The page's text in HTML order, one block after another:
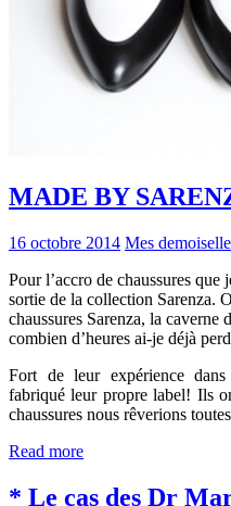
MADE BY
16 octobre 2014 Mes
Pour l’accro de chaussures que
sortie de la collection Sarenza.
chaussures Sarenza, la
combien d’heures ai-je déjà
Fort de leur expérience
fabriqué leur propre label! Ils
chaussures nous rêverions
Read more
* Le cas des Dr